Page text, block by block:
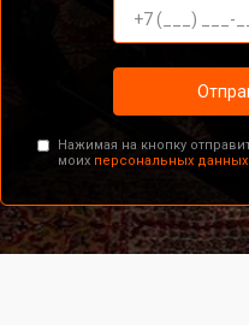
Нажимая на кнопку
моих персональных данных.